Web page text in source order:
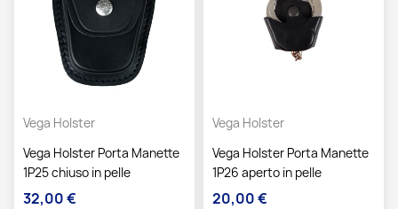
Vega Holster
Vega Holster Porta Manette
1P25 chiuso in pelle
Prezzo
32,00 €
Vega Holster
Vega Holster Porta Manette
1P26 aperto in pelle
Prezzo
20,00 €